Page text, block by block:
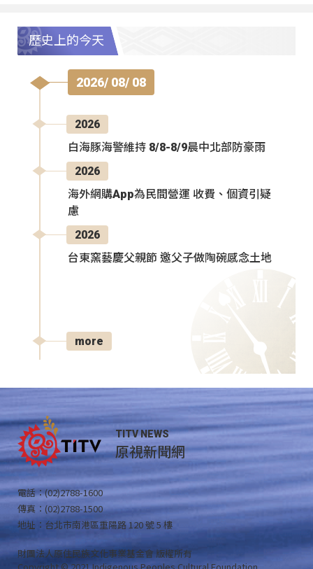
歷史上的今天
2026/ 08/ 08
2026
白海豚海警維持 8/8-8/9晨中北部防豪雨
2026
海外網購App為民間營運 收費、個資引疑
慮
2026
台東窯藝慶父親節 邀父子做陶碗感念土地
more
TITV NEWS
原視新聞網
電話：(02)2788-1600
傳真：(02)2788-1500
地址：台北市南港區重陽路 120 號 5 樓
財團法人原住民族文化事業基金會 版權所有
Copyright © 2021 Indigenous Peoples Cultural Foundation